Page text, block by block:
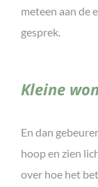
meteen aan de
gesprek.
Kleine
En dan
hoop en zien
over hoe het